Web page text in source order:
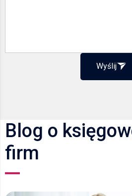
Wyślij
Blog o
firm